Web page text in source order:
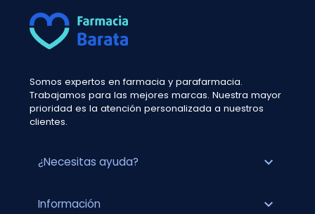
Somos expertos en farmacia y parafarmacia.
Trabajamos para las mejores marcas. Nuestra mayor
prioridad es la atención personalizada a nuestros
clientes.
¿Necesitas ayuda? expand_more
Información expand_more